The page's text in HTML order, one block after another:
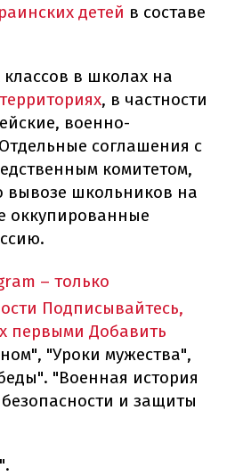
детей в составе
в школах на
, в частности
военно-
соглашения с
комитетом,
вывозе школьников на
оккупированные
– только
Подписывайтесь,
первыми Добавить
"Уроки мужества",
"Военная история
и защиты